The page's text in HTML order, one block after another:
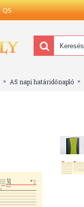
QS
A5 napi határidőnapló